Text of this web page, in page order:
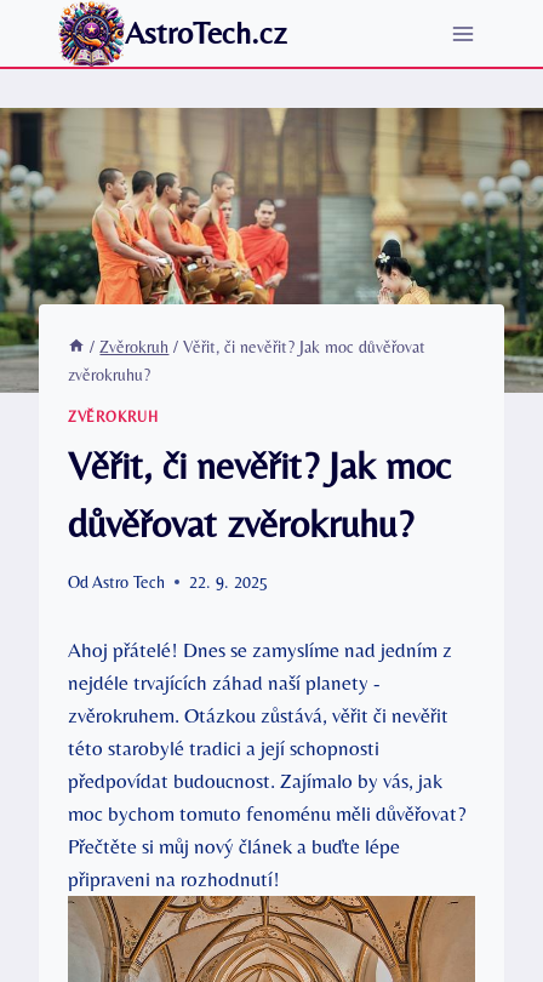
Přeskočit
AstroTech.cz
/ Zvěrokruh / Věřit, či nevěřit? Jak moc důvěřovat
zvěrokruhu?
ZVĚROKRUH
Věřit, či nevěřit? Jak moc
důvěřovat zvěrokruhu?
Od Astro Tech 22. 9. 2025
Ahoj přátelé! Dnes se zamyslíme nad jedním z
⁢nejdéle trvajících záhad naší planety ⁢-
zvěrokruhem. ‍Otázkou zůstává, ⁢věřit či⁢ nevěřit
této starobylé tradici‍ a její schopnosti
předpovídat budoucnost.‌ Zajímalo by⁢ vás, jak
moc bychom tomuto fenoménu měli důvěřovat?
Přečtěte si můj nový ​článek a buďte lépe
připraveni na rozhodnutí!